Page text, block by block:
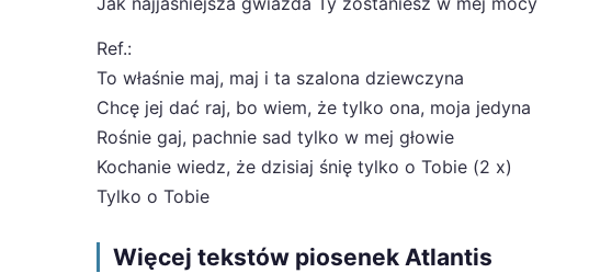
Ref.:
To właśnie maj, maj i ta szalona dziewczyna
Chcę jej dać raj, bo wiem, że tylko ona, moja jedyna
Rośnie gaj, pachnie sad tylko w mej głowie
Kochanie wiedz, że dzisiaj śnię tylko o Tobie (2 x)
Tylko o Tobie
Więcej tekstów piosenek Atlantis